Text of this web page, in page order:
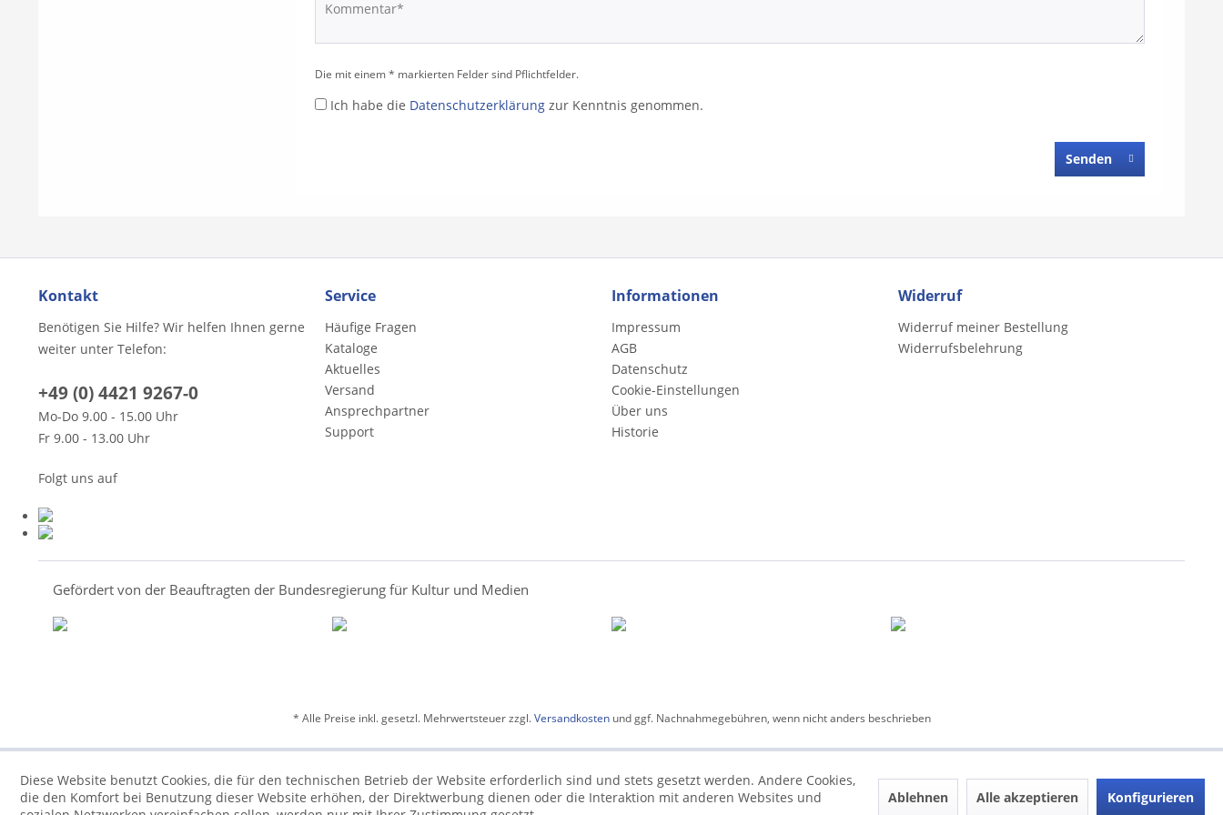
Die mit einem * markierten Felder sind Pflichtfelder.
Ich habe die Datenschutzerklärung zur Kenntnis genommen.
Senden
Kontakt
Benötigen Sie Hilfe? Wir helfen Ihnen gerne
weiter unter Telefon:
+49 (0) 4421 9267-0
Mo-Do 9.00 - 15.00 Uhr
Fr 9.00 - 13.00 Uhr
Folgt uns auf
Service
Häufige Fragen
Kataloge
Aktuelles
Versand
Ansprechpartner
Support
Informationen
Impressum
AGB
Datenschutz
Cookie-Einstellungen
Über uns
Historie
Widerruf
Widerruf meiner Bestellung
Widerrufsbelehrung
Gefördert von der Beauftragten der Bundesregierung für Kultur und Medien
* Alle Preise inkl. gesetzl. Mehrwertsteuer zzgl.Versandkostenund ggf. Nachnahmegebühren, wenn nicht anders beschrieben
Diese Website benutzt Cookies, die für den technischen Betrieb der Website erforderlich sind und stets gesetzt werden. Andere Cookies,
die den Komfort bei Benutzung dieser Website erhöhen, der Direktwerbung dienen oder die Interaktion mit anderen Websites und
Ablehnen Alle akzeptieren Konfigurieren